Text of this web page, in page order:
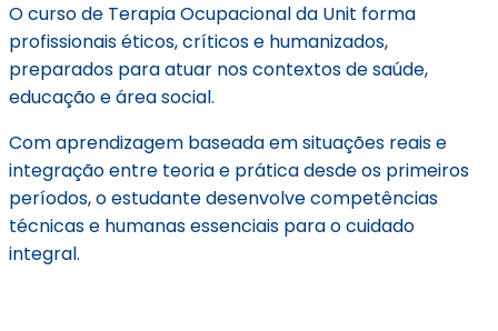
O curso de Terapia Ocupacional da Unit forma
profissionais éticos, críticos e humanizados,
preparados para atuar nos contextos de saúde,
educação e área social.
Com aprendizagem baseada em situações reais e
integração entre teoria e prática desde os primeiros
períodos, o estudante desenvolve competências
técnicas e humanas essenciais para o cuidado
integral.